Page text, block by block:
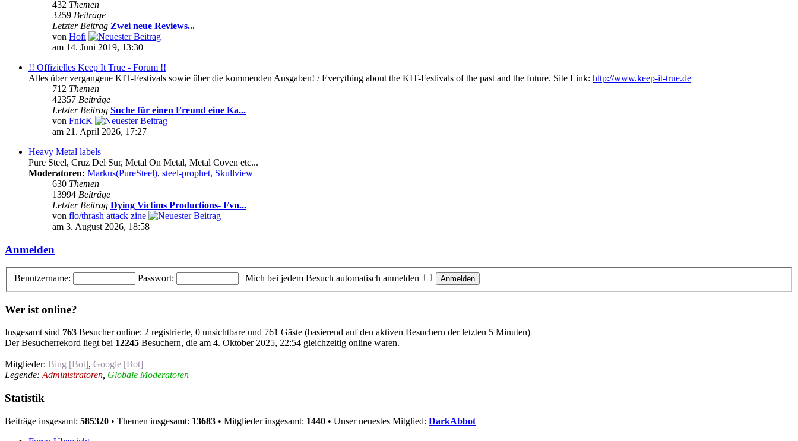
432 Themen
3259 Beiträge
Letzter Beitrag Zwei neue Reviews...
von Hofi
am 14. Juni 2019, 13:30
!! Offizielles Keep It True - Forum !!
Alles über vergangene KIT-Festivals sowie über die kommenden Ausgaben! / Everything about the KIT-Festivals of the past and the future. Site Link: http://www.keep-it-true.de
712 Themen
42357 Beiträge
Letzter Beitrag Suche für einen Freund eine Ka...
von FnicK
am 21. April 2026, 17:27
Heavy Metal labels
Pure Steel, Cruz Del Sur, Metal On Metal, Metal Coven etc...
Moderatoren: Markus(PureSteel), steel-prophet, Skullview
630 Themen
13994 Beiträge
Letzter Beitrag Dying Victims Productions- Fvn...
von flo/thrash attack zine
am 3. August 2026, 18:58
Anmelden
Benutzername: Passwort: | Mich bei jedem Besuch automatisch anmelden
Wer ist online?
Insgesamt sind 763 Besucher online: 2 registrierte, 0 unsichtbare und 761 Gäste (basierend auf den aktiven Besuchern der letzten 5 Minuten)
Der Besucherrekord liegt bei 12245 Besuchern, die am 4. Oktober 2025, 22:54 gleichzeitig online waren.
Mitglieder: Bing [Bot], Google [Bot]
Legende: Administratoren Globale Moderatoren
Statistik
Beiträge insgesamt: 585320 • Themen insgesamt: 13683 • Mitglieder insgesamt: 1440 • Unser neuestes Mitglied: DarkAbbot